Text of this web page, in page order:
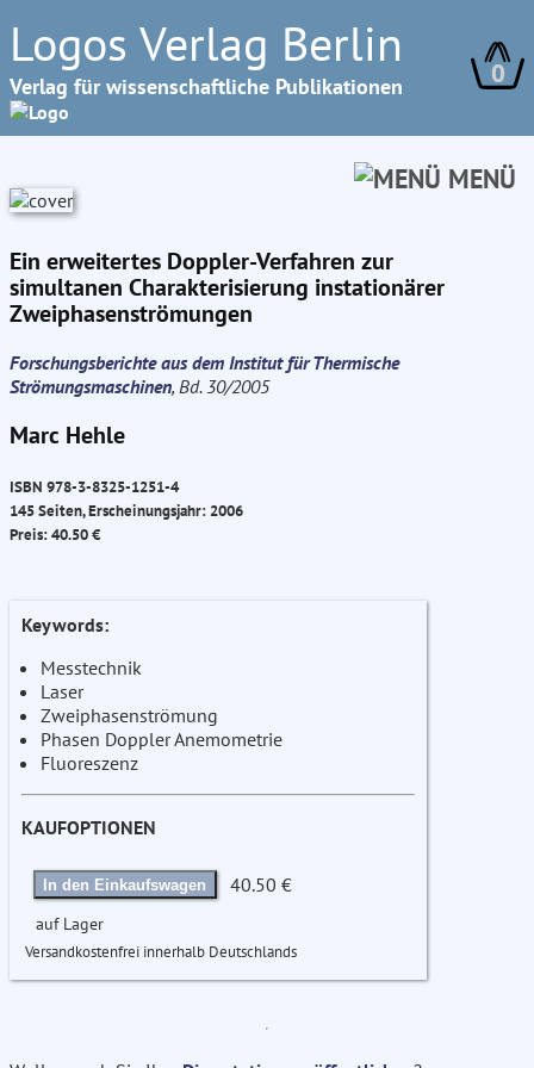
Logos Verlag Berlin
Verlag für wissenschaftliche Publikationen 0
MENÜ
Ein erweitertes Doppler-Verfahren zur
simultanen Charakterisierung instationärer
Zweiphasenströmungen
Forschungsberichte aus dem Institut für Thermische
Strömungsmaschinen, Bd. 30/2005
Marc Hehle
ISBN 978-3-8325-1251-4
145 Seiten, Erscheinungsjahr: 2006
Preis: 40.50 €
Keywords:
Messtechnik
Laser
Zweiphasenströmung
Phasen Doppler Anemometrie
Fluoreszenz
KAUFOPTIONEN
In den Einkaufswagen 40.50 €
auf Lager
Versandkostenfrei innerhalb Deutschlands